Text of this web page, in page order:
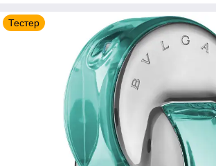
Тестер